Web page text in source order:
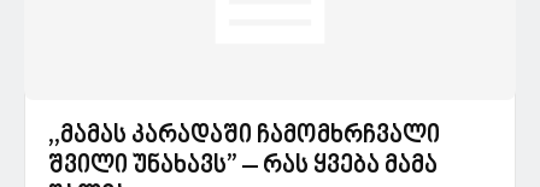
,,მამას კარადაში ჩამომხრჩვალი
შვილი უნახავს” – რას ყვება მამა